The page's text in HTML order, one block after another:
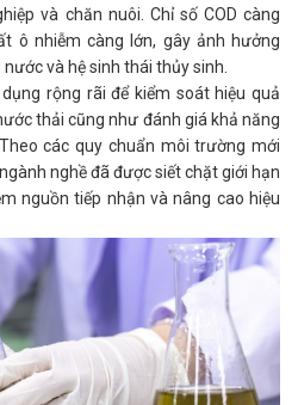
và chăn nuôi. Chỉ số COD càng
ô nhiễm càng lớn, gây ảnh hưởng
và hệ sinh thái thủy sinh.
rộng rãi để kiểm soát hiệu quả
thải cũng như đánh giá khả năng
các quy chuẩn môi trường mới
nghề đã được siết chặt giới hạn
nguồn tiếp nhận và nâng cao hiệu